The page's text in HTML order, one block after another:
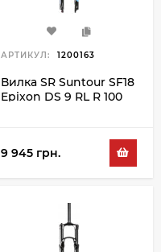
АРТИКУЛ: 1200163
Вилка SR Suntour SF18
Epixon DS 9 RL R 100
9 945 грн.